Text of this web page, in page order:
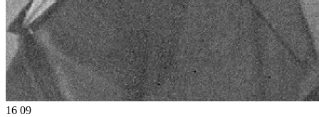
16 09